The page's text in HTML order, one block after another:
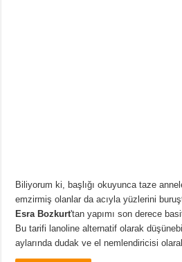
Biliyorum ki, başlığı okuyunca taze
emzirmiş olanlar da acıyla yüzlerini
Esra Bozkurt'tan yapımı son derece
Bu tarifi lanoline alternatif olarak
aylarında dudak ve el nemlendiricisi